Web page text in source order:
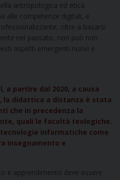
antropologica ed etica.
alle competenze digitali, e
oltre a basarsi
nel passato, non può non
aspetti emergenti nuovi e
a partire dal 2020, a causa
la didattica a distanza è stata
che in precedenza la
quali le facoltà teologiche.
informatiche come
insegnamento e
e apprendimento deve essere